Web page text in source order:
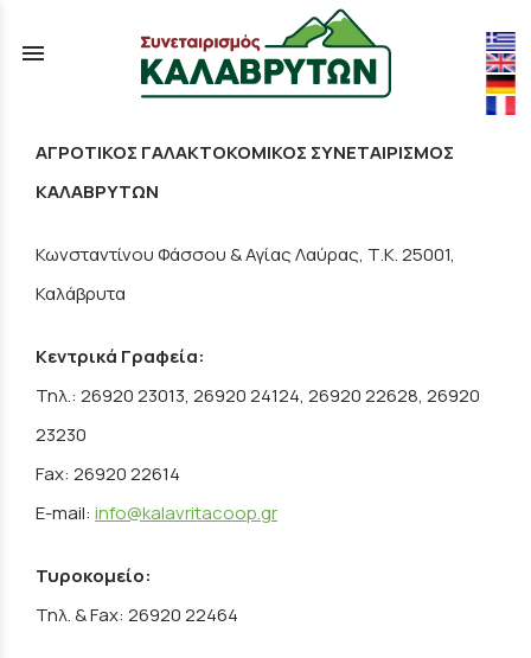
menu
ΑΓΡΟΤΙΚΟΣ ΓΑΛΑΚΤΟΚΟΜΙΚΟΣ ΣΥΝΕΤΑΙΡΙΣΜΟΣ
ΚΑΛΑΒΡΥΤΩΝ
Κωνσταντίνου Φάσσου & Αγίας Λαύρας, Τ.Κ. 25001,
Καλάβρυτα
Κεντρικά Γραφεία:
Τηλ.: 26920 23013, 26920 24124, 26920 22628, 26920
23230
​Fax: 26920 22614
E-mail: info@kalavritacoop.gr
Τυροκομείο:
Τηλ. & Fax: 26920 22464